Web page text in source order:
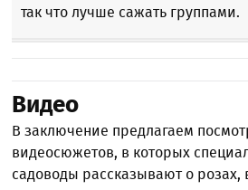
так что лучше сажать группами.
Видео
В заключение предлагаем
видеосюжетов, в которых
садоводы рассказывают о розах,